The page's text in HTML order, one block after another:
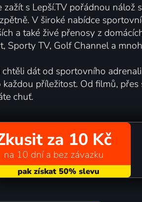
zažít s Lepší.TV pořádnou nálož
V široké nabídce
a také živé přenosy z
Sporty TV, Golf Channel a
dát od sportovního
příležitost. Od filmů,
chuť.
za 10 Kč
na 10 dní a bez závazku